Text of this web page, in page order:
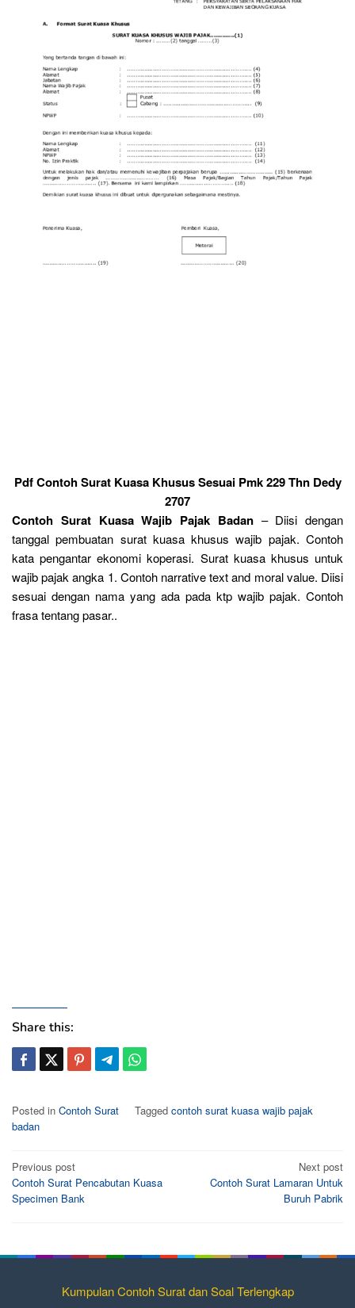
Pdf Contoh Surat Kuasa Khusus Sesuai Pmk 229 Thn Dedy
2707
Contoh Surat Kuasa Wajib Pajak Badan– Diisi dengan
tanggal pembuatan surat kuasa khusus wajib pajak. Contoh
kata pengantar ekonomi koperasi. Surat kuasa khusus untuk
wajib pajak angka 1. Contoh narrative text and moral value. Diisi
sesuai dengan nama yang ada pada ktp wajib pajak. Contoh
frasa tentang pasar..
Share this:
Posted in Contoh Surat Tagged contoh surat kuasa wajib pajak
badan
Post
navigation
Previous post
Contoh Surat Pencabutan Kuasa
Specimen Bank
Next post
Contoh Surat Lamaran Untuk
Buruh Pabrik
Kumpulan Contoh Surat dan Soal Terlengkap